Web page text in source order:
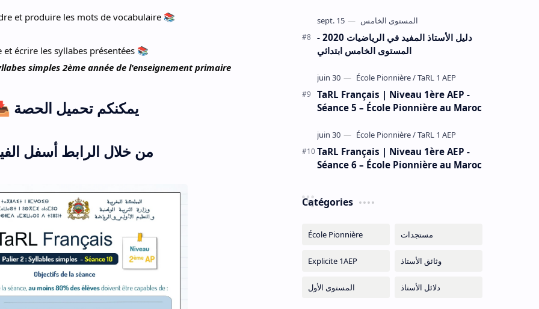
et produire les mots de vocabulaire 📚
et écrire les syllabes présentées 📚
simples 2ème année de l'enseignement primaire
من خلال الرابط أسفل
دليل الأستاذ المفيد في الرياضيات 2020 -
المستوى الخامس ابتدائي
TaRL Français | Niveau 1ère AEP -
Séance 5 – École Pionnière au Maroc
TaRL Français | Niveau 1ère AEP -
Séance 6 – École Pionnière au Maroc
Catégories